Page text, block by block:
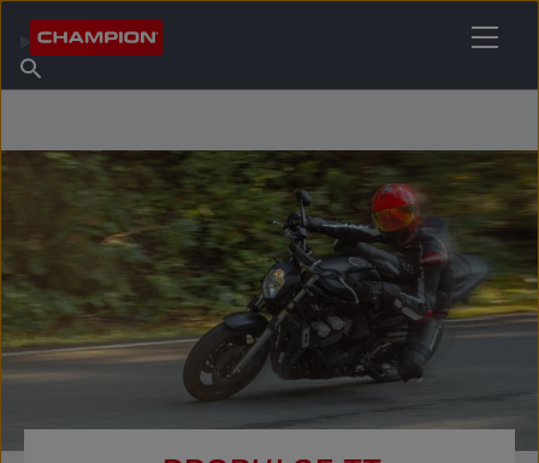
Про Champion
Знайдіть пункт продажу